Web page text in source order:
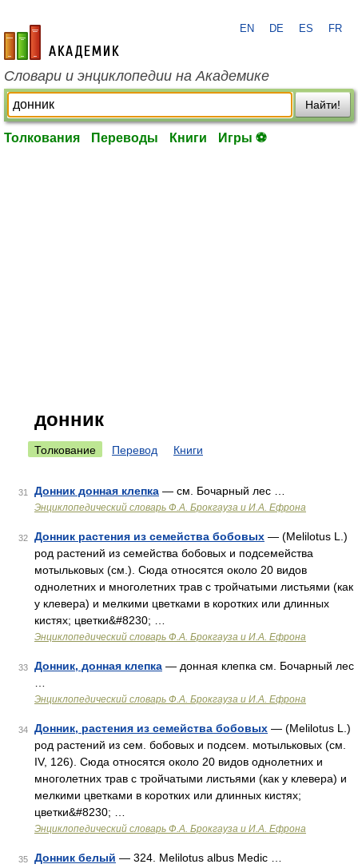
academic.ru
EN DE ES FR
Словари и энциклопедии на Академике
Найти!
Толкования Переводы Книги Игры ⚽
донник
Толкование Перевод Книги
31 Донник донная клепка — см. Бочарный лес …
Энциклопедический словарь Ф.А. Брокгауза и И.А. Ефрона
32 Донник растения из семейства бобовых — (Melilotus L.)
род растений из семейства бобовых и подсемейства
мотыльковых (см.). Сюда относятся около 20 видов
однолетних и многолетних трав с тройчатыми листьями (как
у клевера) и мелкими цветками в коротких или длинных
кистях; цветки&#8230; …
Энциклопедический словарь Ф.А. Брокгауза и И.А. Ефрона
33 Донник, донная клепка — донная клепка см. Бочарный лес
Энциклопедический словарь Ф.А. Брокгауза и И.А. Ефрона
34 Донник, растения из семейства бобовых — (Melilotus L.)
род растений из сем. бобовых и подсем. мотыльковых (см.
IV, 126). Сюда относятся около 20 видов однолетних и
многолетних трав с тройчатыми листьями (как у клевера) и
мелкими цветками в коротких или длинных кистях;
цветки&#8230; …
Энциклопедический словарь Ф.А. Брокгауза и И.А. Ефрона
35 Донник белый — 324. Melilotus albus Medic …